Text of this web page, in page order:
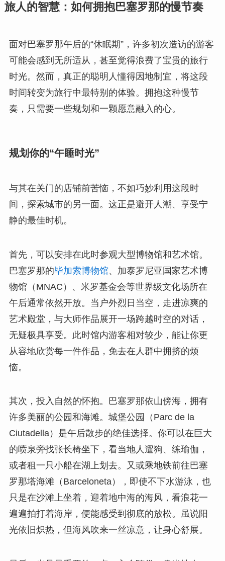
旅人的智慧：如何拥抱巴塞罗那的慢节奏
面对巴塞罗那午后的“休眠期”，许多初次造访的游客
可能会感到无所适从，甚至觉得浪费了宝贵的旅行
时光。然而，真正的聪明人懂得因地制宜，将这段
时间转变为旅行中最特别的体验。拥抱这种慢节
奏，只需要一些规划和一颗愿意融入的心。
规划你的“午睡时光”
与其在关门的店铺前苦恼，不如巧妙利用这段时
间，探索城市的另一面。这正是避开人潮、享受宁
静的最佳时机。
首先，可以安排在此时参观大型博物馆和艺术馆。
巴塞罗那的毕加索博物馆、加泰罗尼亚国家艺术博
物馆（MNAC）、米罗基金会等世界级文化场所在
午后通常依然开放。当户外烈日当空，走进凉爽的
艺术殿堂，与大师作品展开一场跨越时空的对话，
无疑极具享受。此时馆内游客相对较少，能让你更
从容地欣赏每一件作品，免去在人群中拥挤的烦
恼。
其次，投入自然的怀抱。巴塞罗那依山傍海，拥有
许多美丽的公园和海滩。城堡公园（Parc de la
Ciutadella）是午后散步的绝佳选择。你可以在巨大
的喷泉旁找张长椅坐下，看当地人遛狗、练瑜伽，
或者租一只小船在湖上划去。又或乘地铁前往巴塞
罗那塔海滩（Barceloneta），即使不下水游泳，也
只是在沙滩上坐着，迎着地中海的海风，看浪花一
遍遍拍打着海岸，便能感受到彻底的放松。虽说阳
光依旧炽热，但海风吹来一丝凉意，让身心舒展。